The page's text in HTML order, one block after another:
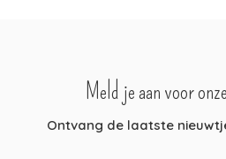
Meld je aan voor
Ontvang de laatste